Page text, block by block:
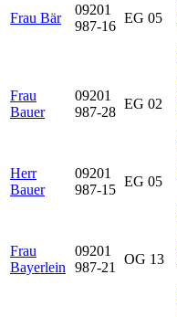
Frau Bär
09201
987-16
EG 05
Frau
Bauer
09201
987-28
EG 02
Herr
Bauer
09201
987-15
EG 05
Frau
Bayerlein
09201
987-21
OG 13